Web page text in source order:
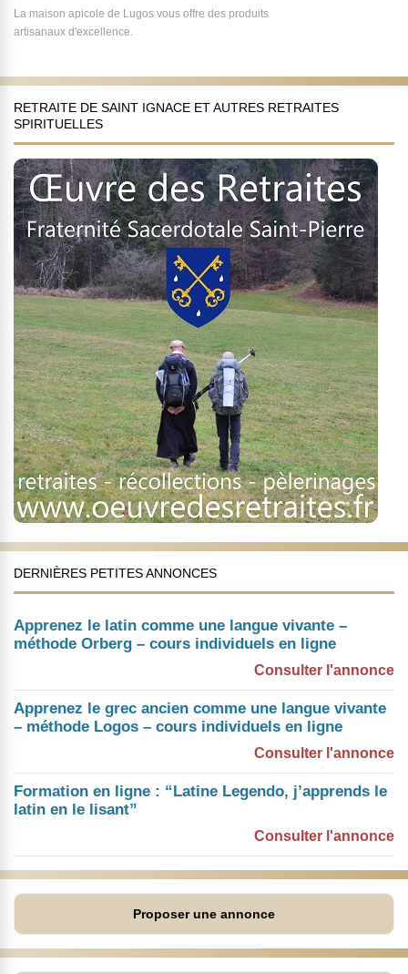
La maison apicole de Lugos vous offre des produits
artisanaux d'excellence.
RETRAITE DE SAINT IGNACE ET AUTRES RETRAITES
SPIRITUELLES
DERNIÈRES PETITES ANNONCES
Apprenez le latin comme une langue vivante –
méthode Orberg – cours individuels en ligne
Consulter l'annonce
Apprenez le grec ancien comme une langue vivante
– méthode Logos – cours individuels en ligne
Consulter l'annonce
Formation en ligne : “Latine Legendo, j’apprends le
latin en le lisant”
Consulter l'annonce
Proposer une annonce